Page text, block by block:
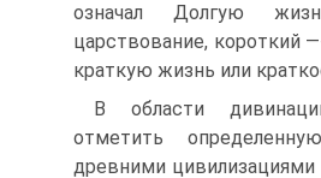
означал Долгую
царствование, короткий
краткую жизнь или
В области
отметить
древними цивилизациями